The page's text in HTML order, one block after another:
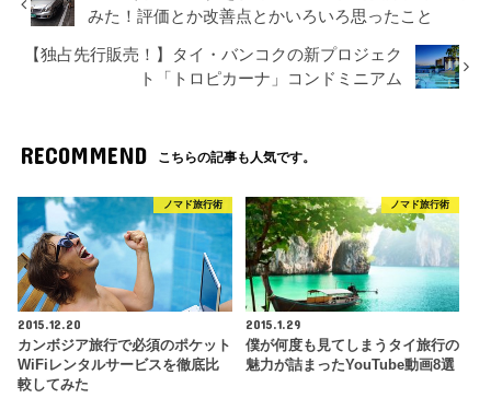
みた！評価とか改善点とかいろいろ思ったこと
【独占先行販売！】タイ・バンコクの新プロジェク
ト「トロピカーナ」コンドミニアム
RECOMMEND こちらの記事も人気です。
ノマド旅行術
2015.12.20
カンボジア旅行で必須のポケット
WiFiレンタルサービスを徹底比
較してみた
ノマド旅行術
2015.1.29
僕が何度も見てしまうタイ旅行の
魅力が詰まったYouTube動画8選